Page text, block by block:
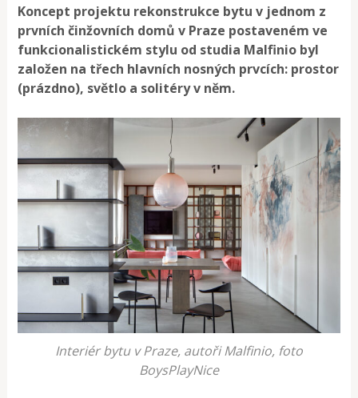
Koncept projektu rekonstrukce bytu v jednom z
prvních činžovních domů v Praze postaveném ve
funkcionalistickém stylu od studia Malfinio byl
založen na třech hlavních nosných prvcích: prostor
(prázdno), světlo a solitéry v něm.
Interiér bytu v Praze, autoři Malfinio, foto
BoysPlayNice